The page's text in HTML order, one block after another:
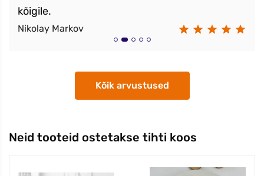
kõigile.
Nikolay Markov
Kõik arvustused
Neid tooteid ostetakse tihti koos